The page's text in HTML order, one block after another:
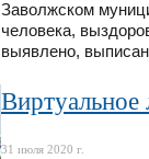
Заволжском
человека,
выявлено,
Виртуальное
31 июля 2020 г.